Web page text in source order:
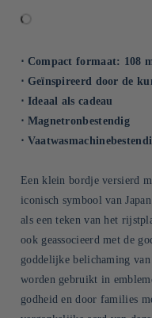
⋅ Compact formaat: 108
⋅ Geïnspireerd door de
⋅ Ideaal als cadeau
⋅ Magnetronbestendig
⋅
Een klein bordje versierd
iconisch symbool van
als een teken van het
ook geassocieerd met de
goddelijke belichaming
worden gebruikt in
godheid en door families